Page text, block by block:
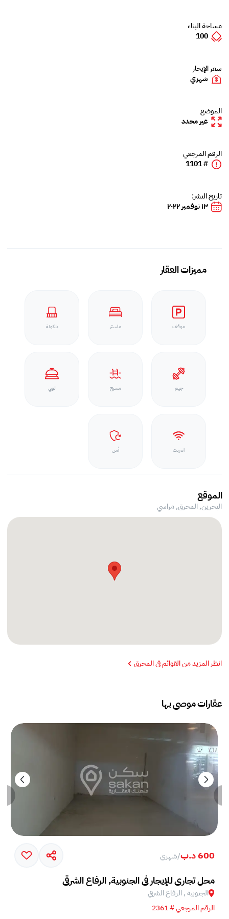
مساحة البناء
100
سعر الإيجار
شهري
الموضع
غير محدد
الرقم المرجعي
# 1101
تاريخ النشر:
١٣ نوفمبر ٢٠٢٢
مميزات العقار
موقف ماستر بلكونة
جيم مسبح لوبي
انترنت أمن
الموقع
البحرين, المحرق,مراسي
انظر المزيد من القوائم في المحرق
عقارات موصى بها
600 د.ب /شهري
محل تجاري للإيجار في الجنوبية, الرفاع الشرقي
الجنوبية , الرفاع الشرقي
الرقم المرجعي # 2361